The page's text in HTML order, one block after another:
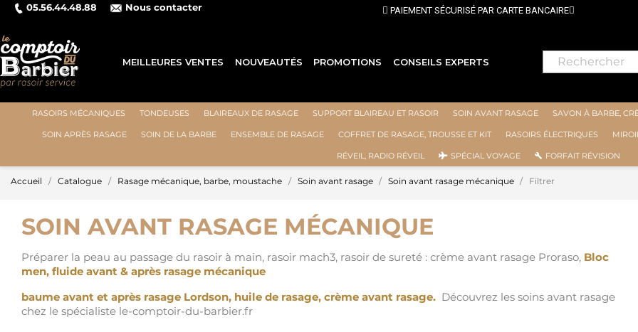
05.56.44.48.88 Nous contacter PAIEMENT SÉCURISÉ PAR CARTE BANCAIRE
MEILLEURES VENTES NOUVEAUTÉS PROMOTIONS CONSEILS EXPERTS
RASOIRS MÉCANIQUES TONDEUSES BLAIREAUX DE RASAGE SUPPORT BLAIREAU ET RASOIR SOIN AVANT RASAGE SAVON À BARBE,
SOIN APRÈS RASAGE SOIN DE LA BARBE ENSEMBLE DE RASAGE COFFRET DE RASAGE, TROUSSE ET KIT RASOIRS ÉLECTRIQUES
RÉVEIL, RADIO RÉVEIL SPÉCIAL VOYAGE FORFAIT RÉVISION
Accueil Catalogue Rasage mécanique, barbe, moustache Soin avant rasage Soin avant rasage mécanique Filtrer
SOIN AVANT RASAGE MÉCANIQUE
Préparer la peau au passage du rasoir à main, rasoir mach3, rasoir de sureté : crème avant rasage Proraso, Bloc
men, fluide avant & après rasage mécanique
baume avant et après rasage Lordson, huile de rasage, crème avant rasage. Découvrez les soins avant rasage
chez le spécialiste le-comptoir-du-barbier.fr